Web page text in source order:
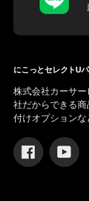
にこっとセレクトU
株式会社カーサ
社だからできる
付けオプションな
Facebook